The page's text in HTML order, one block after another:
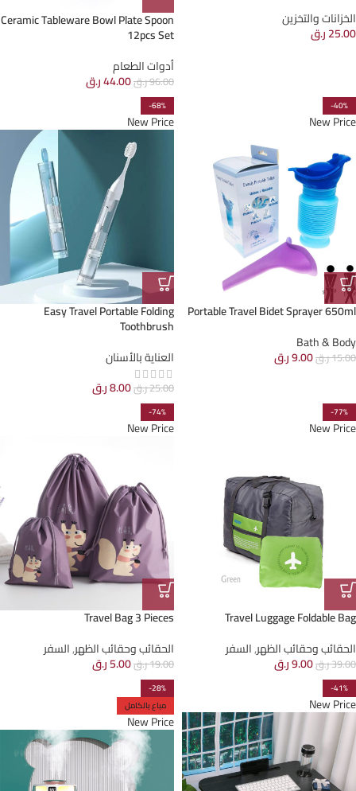
الخزانات والتخزين
25.00ر.ق
Ceramic Tableware Bowl Plate Spoon
12pcs Set
أدوات الطعام
96.00ر.ق44.00ر.ق
-40%
New Price
Portable Travel Bidet Sprayer 650ml
Bath & Body
15.00ر.ق9.00ر.ق
-68%
New Price
Easy Travel Portable Folding
Toothbrush
العناية بالأسنان
25.00ر.ق8.00ر.ق
-77%
New Price
Travel Luggage Foldable Bag
الحقائب وحقائب الظهر,السفر
39.00ر.ق9.00ر.ق
-74%
New Price
Travel Bag 3 Pieces
الحقائب وحقائب الظهر,السفر
19.00ر.ق5.00ر.ق
-41%
New Price
-28%
مباع بالكامل
New Price